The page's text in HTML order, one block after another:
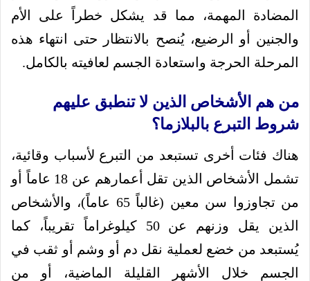
المضادة المهمة، مما قد يشكل خطراً على الأم
والجنين أو الرضيع، يُنصح بالانتظار حتى انتهاء هذه
المرحلة الحرجة واستعادة الجسم لعافيته بالكامل.
من هم الأشخاص الذين لا تنطبق عليهم
شروط التبرع بالبلازما؟
هناك فئات أخرى تستبعد من التبرع لأسباب وقائية،
تشمل الأشخاص الذين تقل أعمارهم عن 18 عاماً أو
من تجاوزوا سن معين (غالباً 65 عاماً)، والأشخاص
الذين يقل وزنهم عن 50 كيلوغراماً تقريباً، كما
يُستبعد من خضع لعملية نقل دم أو وشم أو ثقب في
الجسم خلال الأشهر القليلة الماضية، أو من